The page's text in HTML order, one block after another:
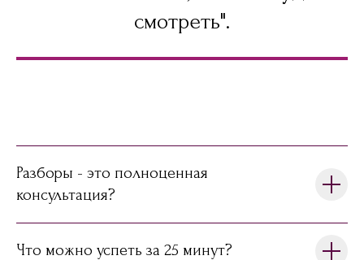
смотреть".
Разборы - это полноценная
консультация?
Что можно успеть за 25 минут?